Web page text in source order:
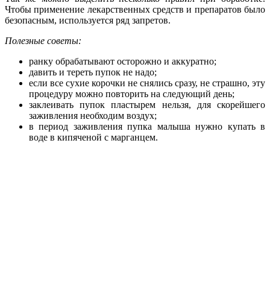
Чтобы применение лекарственных средств и препаратов было
безопасным, используется ряд запретов.
Полезные советы:
ранку обрабатывают осторожно и аккуратно;
давить и тереть пупок не надо;
если все сухие корочки не снялись сразу, не страшно, эту
процедуру можно повторить на следующий день;
заклеивать пупок пластырем нельзя, для скорейшего
заживления необходим воздух;
в период заживления пупка малыша нужно купать в
воде в кипяченой с марганцем.